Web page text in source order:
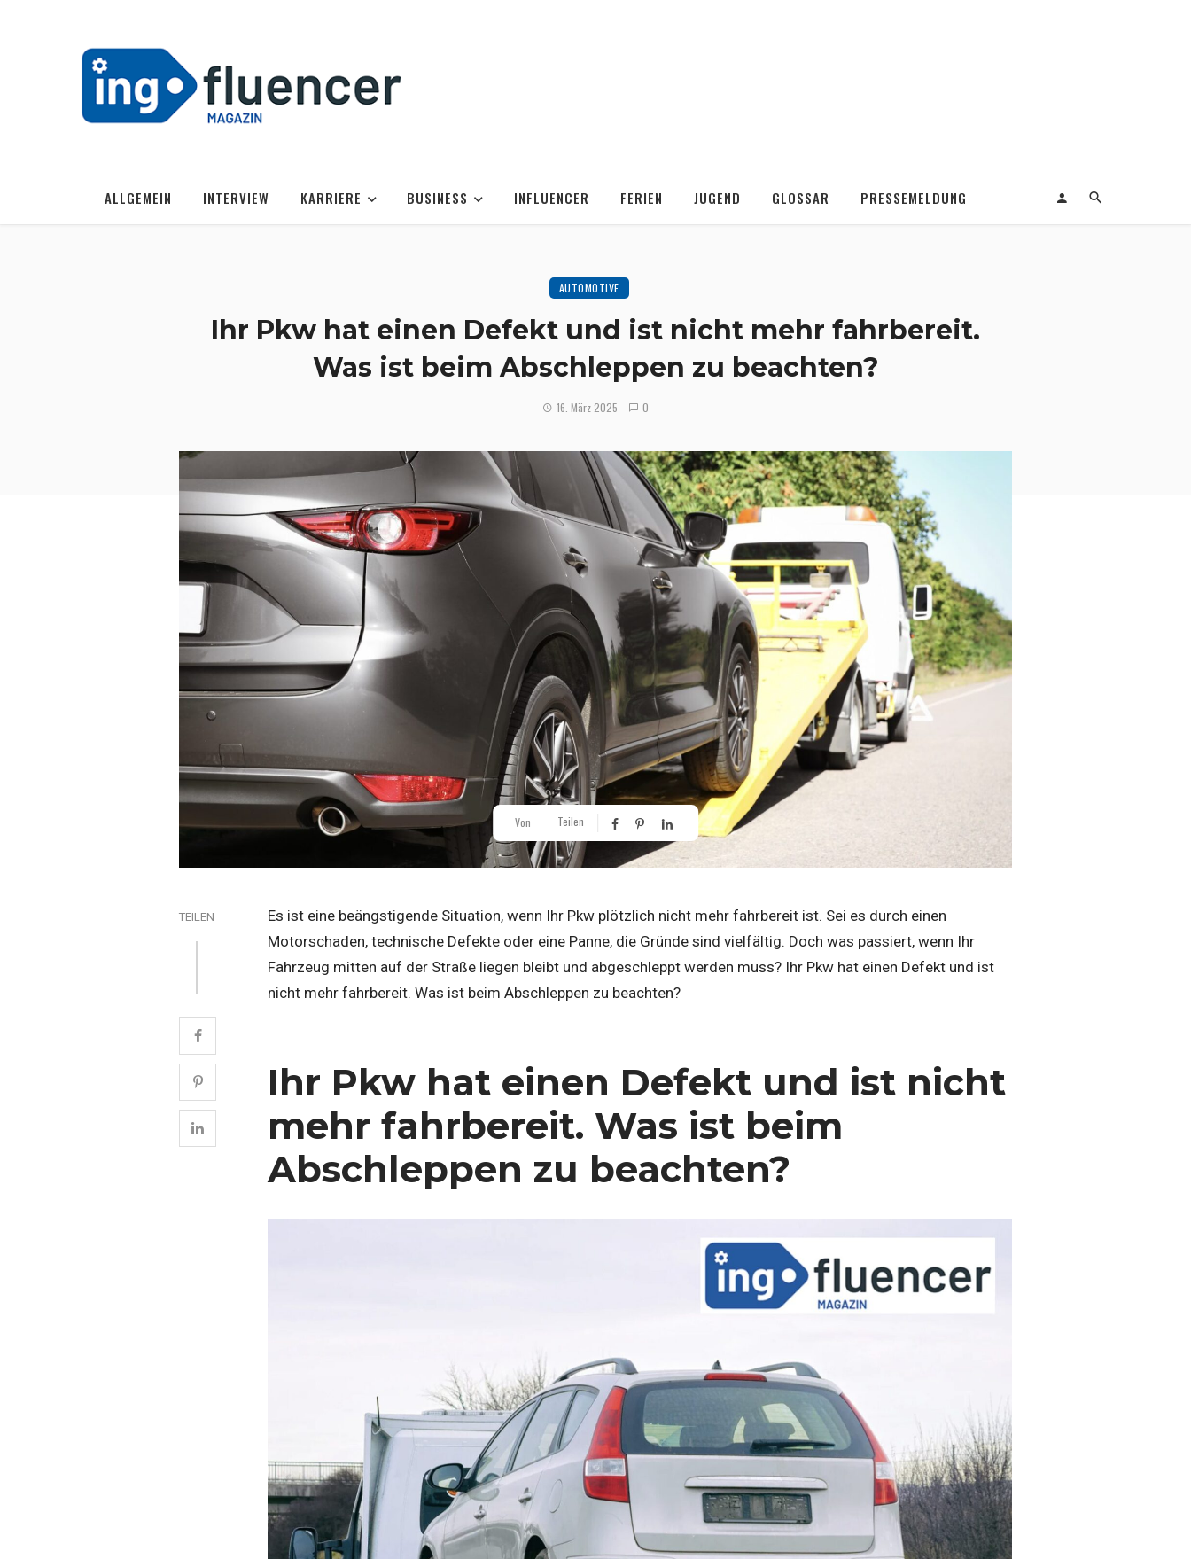
ALLGEMEIN INTERVIEW KARRIERE BUSINESS INFLUENCER FERIEN JUGEND GLOSSAR PRESSEMELDUNG
AUTOMOTIVE
Ihr Pkw hat einen Defekt und ist nicht mehr fahrbereit.
Was ist beim Abschleppen zu beachten?
16. März 2025 0
Von Teilen
TEILEN
Es ist eine beängstigende Situation, wenn Ihr Pkw plötzlich nicht mehr fahrbereit ist. Sei es durch einen
Motorschaden, technische Defekte oder eine Panne, die Gründe sind vielfältig. Doch was passiert, wenn Ihr
Fahrzeug mitten auf der Straße liegen bleibt und abgeschleppt werden muss? Ihr Pkw hat einen Defekt und ist
nicht mehr fahrbereit. Was ist beim Abschleppen zu beachten?
Ihr Pkw hat einen Defekt und ist nicht
mehr fahrbereit. Was ist beim
Abschleppen zu beachten?